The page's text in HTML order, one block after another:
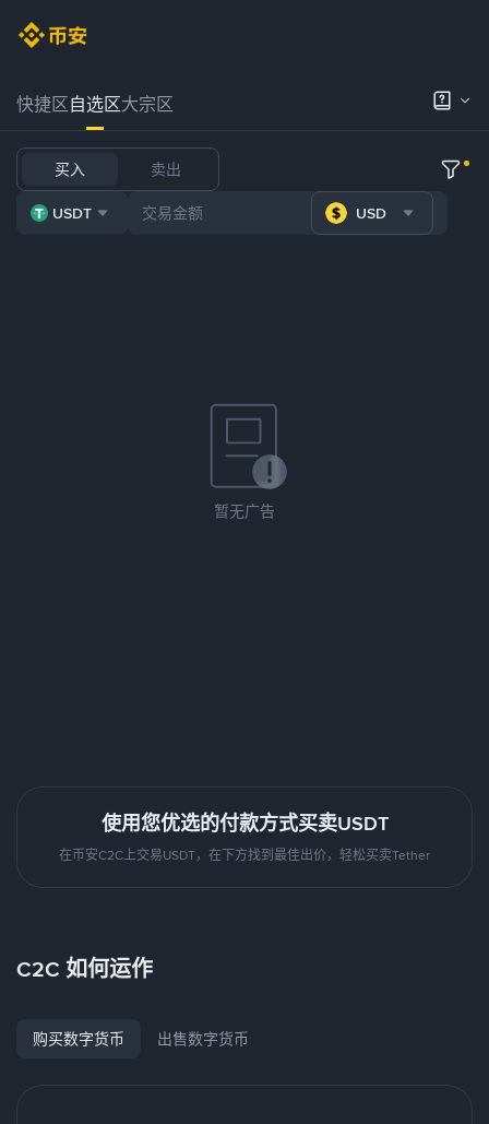
快捷区自选区大宗区
买入 卖出
USDT USD
暂无广告
使用您优选的付款方式买卖USDT
在币安C2C上交易USDT，在下方找到最佳出价，轻松买卖Tether
C2C 如何运作
购买数字货币 出售数字货币